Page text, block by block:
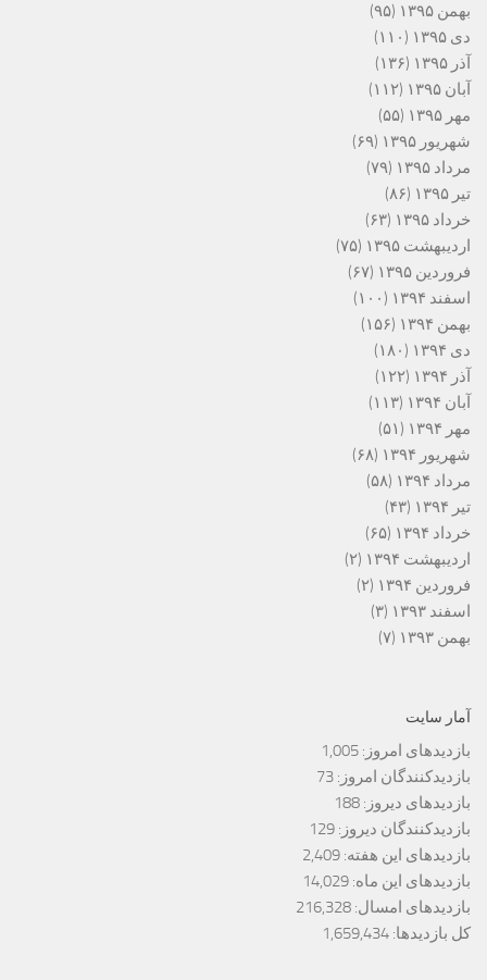
بهمن ۱۳۹۵
(۹۵)
دی ۱۳۹۵
(۱۱۰)
آذر ۱۳۹۵
(۱۳۶)
آبان ۱۳۹۵
(۱۱۲)
مهر ۱۳۹۵
(۵۵)
شهریور ۱۳۹۵
(۶۹)
مرداد ۱۳۹۵
(۷۹)
تیر ۱۳۹۵
(۸۶)
خرداد ۱۳۹۵
(۶۳)
اردیبهشت ۱۳۹۵
(۷۵)
فروردین ۱۳۹۵
(۶۷)
اسفند ۱۳۹۴
(۱۰۰)
بهمن ۱۳۹۴
(۱۵۶)
دی ۱۳۹۴
(۱۸۰)
آذر ۱۳۹۴
(۱۲۲)
آبان ۱۳۹۴
(۱۱۳)
مهر ۱۳۹۴
(۵۱)
شهریور ۱۳۹۴
(۶۸)
مرداد ۱۳۹۴
(۵۸)
تیر ۱۳۹۴
(۴۳)
خرداد ۱۳۹۴
(۶۵)
اردیبهشت ۱۳۹۴
(۲)
فروردین ۱۳۹۴
(۲)
اسفند ۱۳۹۳
(۳)
بهمن ۱۳۹۳
(۷)
آمار سایت
بازدیدهای امروز: 1,005
بازدیدکنندگان امروز: 73
بازدیدهای دیروز: 188
بازدیدکنندگان دیروز: 129
بازدیدهای این هفته: 2,409
بازدیدهای این ماه: 14,029
بازدیدهای امسال: 216,328
کل بازدیدها: 1,659,434